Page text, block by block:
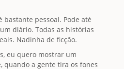
bastante pessoal. Pode até
diário. Todas as histórias
Nadinha de ficção.
eu quero mostrar um
quando a gente tira os fones